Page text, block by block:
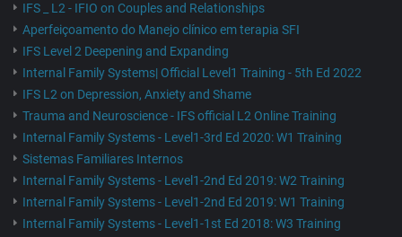
IFS _ L2 - IFIO on Couples and Relationships
Aperfeiçoamento do Manejo clínico em terapia SFI
IFS Level 2 Deepening and Expanding
Internal Family Systems| Official Level1 Training - 5th Ed 2022
IFS L2 on Depression, Anxiety and Shame
Trauma and Neuroscience - IFS official L2 Online Training
Internal Family Systems - Level1-3rd Ed 2020: W1 Training
Sistemas Familiares Internos
Internal Family Systems - Level1-2nd Ed 2019: W2 Training
Internal Family Systems - Level1-2nd Ed 2019: W1 Training
Internal Family Systems - Level1-1st Ed 2018: W3 Training